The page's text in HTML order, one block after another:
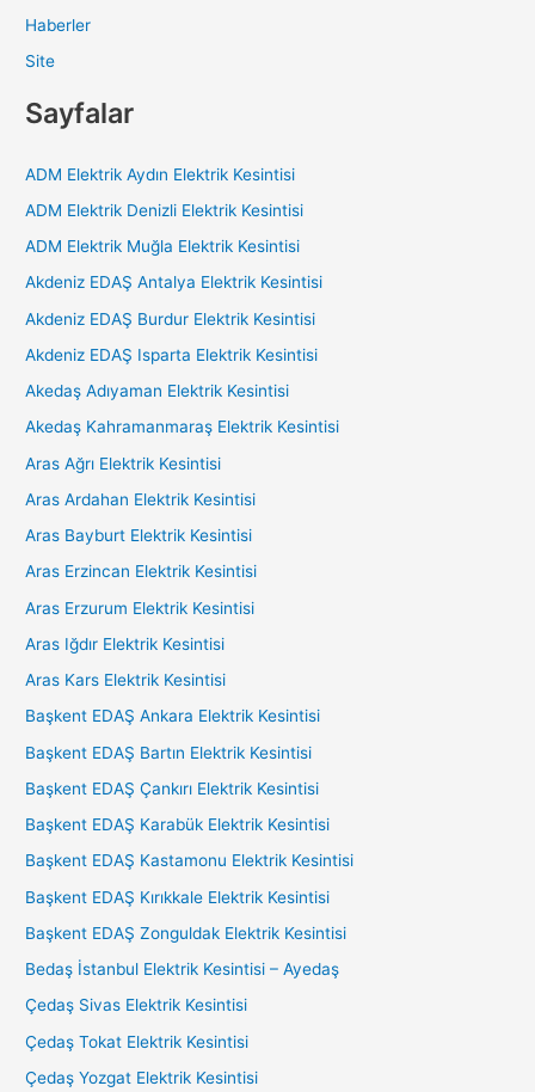
Haberler
Site
Sayfalar
ADM Elektrik Aydın Elektrik Kesintisi
ADM Elektrik Denizli Elektrik Kesintisi
ADM Elektrik Muğla Elektrik Kesintisi
Akdeniz EDAŞ Antalya Elektrik Kesintisi
Akdeniz EDAŞ Burdur Elektrik Kesintisi
Akdeniz EDAŞ Isparta Elektrik Kesintisi
Akedaş Adıyaman Elektrik Kesintisi
Akedaş Kahramanmaraş Elektrik Kesintisi
Aras Ağrı Elektrik Kesintisi
Aras Ardahan Elektrik Kesintisi
Aras Bayburt Elektrik Kesintisi
Aras Erzincan Elektrik Kesintisi
Aras Erzurum Elektrik Kesintisi
Aras Iğdır Elektrik Kesintisi
Aras Kars Elektrik Kesintisi
Başkent EDAŞ Ankara Elektrik Kesintisi
Başkent EDAŞ Bartın Elektrik Kesintisi
Başkent EDAŞ Çankırı Elektrik Kesintisi
Başkent EDAŞ Karabük Elektrik Kesintisi
Başkent EDAŞ Kastamonu Elektrik Kesintisi
Başkent EDAŞ Kırıkkale Elektrik Kesintisi
Başkent EDAŞ Zonguldak Elektrik Kesintisi
Bedaş İstanbul Elektrik Kesintisi – Ayedaş
Çedaş Sivas Elektrik Kesintisi
Çedaş Tokat Elektrik Kesintisi
Çedaş Yozgat Elektrik Kesintisi